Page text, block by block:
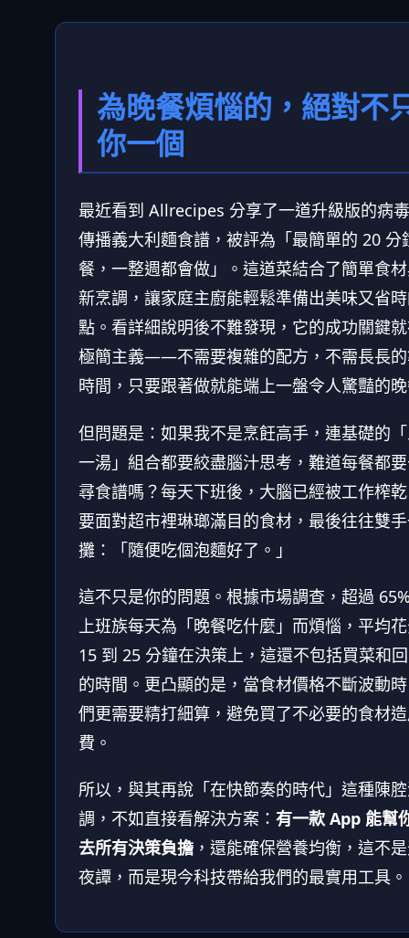
為晚餐煩惱的，絕對不
你一個
最近看到 Allrecipes 分享了一道升級版的病
傳播義大利麵食譜，被評為「最簡單的 20 分
餐，一整週都會做」。這道菜結合了簡單食
新烹調，讓家庭主廚能輕鬆準備出美味又省
點。看詳細說明後不難發現，它的成功關鍵
極簡主義——不需要複雜的配方，不需長長
時間，只要跟著做就能端上一盤令人驚豔的
但問題是：如果我不是烹飪高手，連基礎的
一湯」組合都要絞盡腦汁思考，難道每餐都
尋食譜嗎？每天下班後，大腦已經被工作榨
要面對超市裡琳瑯滿目的食材，最後往往雙
攤：「隨便吃個泡麵好了。」
這不只是你的問題。根據市場調查，超過
上班族每天為「晚餐吃什麼」而煩惱，平均
15 到 25 分鐘在決策上，這還不包括買菜和
的時間。更凸顯的是，當食材價格不斷波動
們更需要精打細算，避免買了不必要的食材
費。
所以，與其再說「在快節奏的時代」這種陳
調，不如直接看解決方案： 有一款 App 能幫
去所有決策負擔 ，還能確保營養均衡，這不
夜譚，而是現今科技帶給我們的最實用工具。